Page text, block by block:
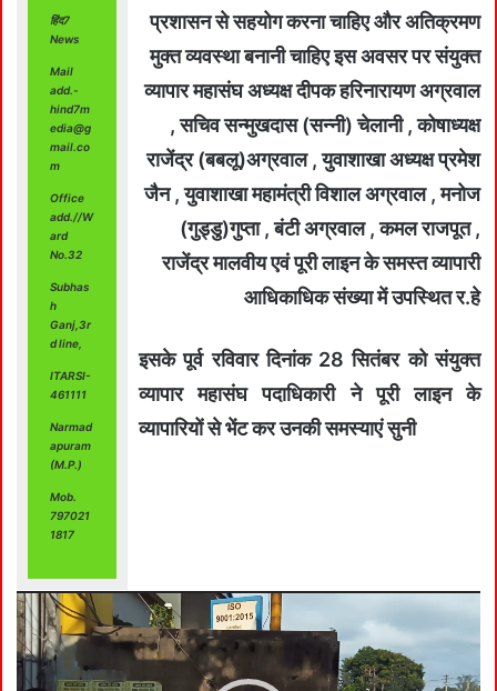
हिंद7
News
Mail
add.-
hind7m
edia@g
mail.co
m
Office
add.//W
ard
No.32
Subhas
h
Ganj,3r
d line,
ITARSI-
461111
Narmad
apuram
(M.P.)
Mob.
797021
1817
प्रशासन से सहयोग करना चाहिए और अतिक्रमण
मुक्त व्यवस्था बनानी चाहिए इस अवसर पर संयुक्त
व्यापार महासंघ अध्यक्ष दीपक हरिनारायण अग्रवाल
, सचिव सन्मुखदास (सन्नी) चेलानी , कोषाध्यक्ष
राजेंद्र (बबलू)अग्रवाल , युवाशाखा अध्यक्ष प्रमेश
जैन , युवाशाखा महामंत्री विशाल अग्रवाल , मनोज
(गुड्डु)गुप्ता , बंटी अग्रवाल , कमल राजपूत ,
राजेंद्र मालवीय एवं पूरी लाइन के समस्त व्यापारी
आधिकाधिक संख्या में उपस्थित र.हे
इसके पूर्व रविवार दिनांक 28 सितंबर को संयुक्त
व्यापार महासंघ पदाधिकारी ने पूरी लाइन के
व्यापारियों से भेंट कर उनकी समस्याएं सुनी